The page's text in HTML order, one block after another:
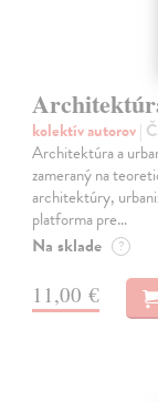
kolektív autorov|
Architektúra a
zameraný na
architektúry,
platforma pre…
Na sklade ?
11,00 €